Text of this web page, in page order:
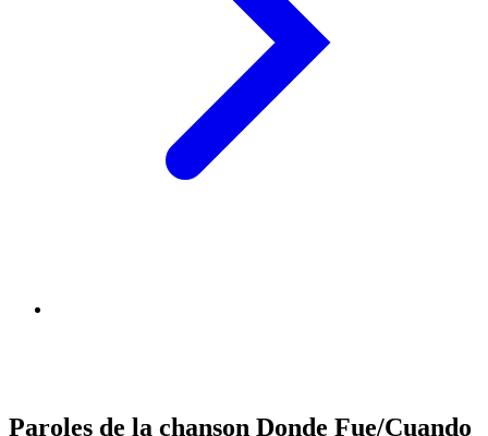
Paroles de la chanson Donde Fue/Cuando